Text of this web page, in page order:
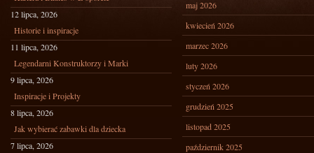
12 lipca, 2026
Historie i inspiracje
11 lipca, 2026
Legendarni Konstruktorzy i Marki
9 lipca, 2026
Inspiracje i Projekty
8 lipca, 2026
Jak wybierać zabawki dla dziecka
7 lipca, 2026
maj 2026
kwiecień 2026
marzec 2026
luty 2026
styczeń 2026
grudzień 2025
listopad 2025
październik 2025